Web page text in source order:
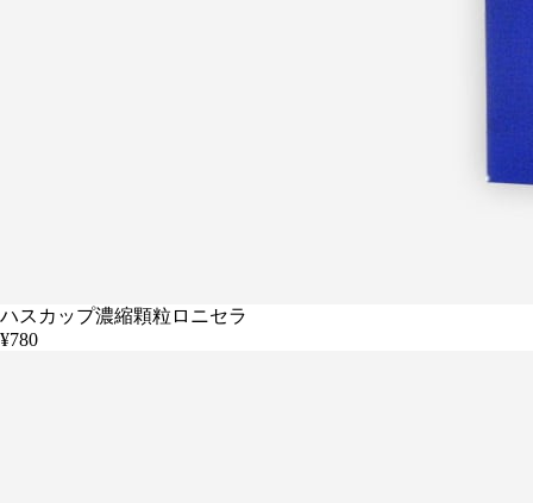
ハスカップ濃縮顆粒ロニセラ
¥780